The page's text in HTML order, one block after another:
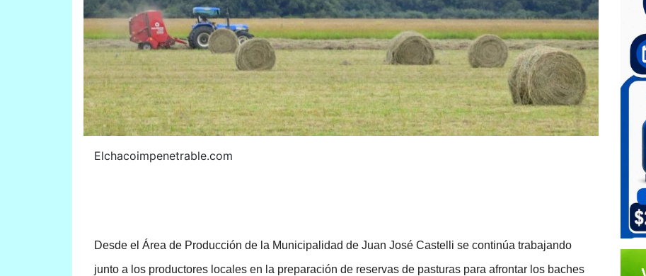
Elchacoimpenetrable.com
Desde el Área de Producción de la Municipalidad de Juan José Castelli se continúa trabajando
junto a los productores locales en la preparación de reservas de pasturas para afrontar los baches